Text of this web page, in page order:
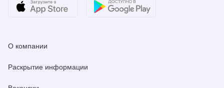
О компании
Раскрытие информации